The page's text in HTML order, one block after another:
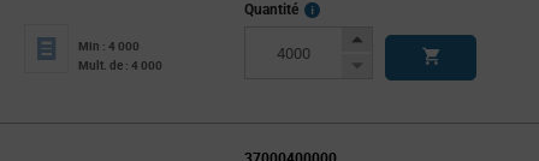
Min : 4 000
Mult. de : 4 000
Quantité
More
Increase
Decrease